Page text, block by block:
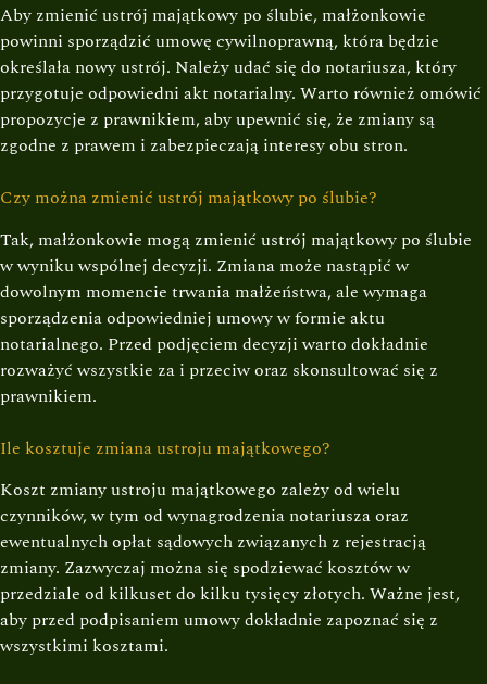
Aby zmienić ustrój majątkowy po ślubie, małżonkowie
powinni sporządzić umowę cywilnoprawną, która będzie
określała nowy ustrój. Należy udać się do notariusza, który
przygotuje odpowiedni akt notarialny. Warto również omówić
propozycje z prawnikiem, aby upewnić się, że zmiany są
zgodne z prawem i zabezpieczają interesy obu stron.
Czy można zmienić ustrój majątkowy po ślubie?
Tak, małżonkowie mogą zmienić ustrój majątkowy po ślubie
w wyniku wspólnej decyzji. Zmiana może nastąpić w
dowolnym momencie trwania małżeństwa, ale wymaga
sporządzenia odpowiedniej umowy w formie aktu
notarialnego. Przed podjęciem decyzji warto dokładnie
rozważyć wszystkie za i przeciw oraz skonsultować się z
prawnikiem.
Ile kosztuje zmiana ustroju majątkowego?
Koszt zmiany ustroju majątkowego zależy od wielu
czynników, w tym od wynagrodzenia notariusza oraz
ewentualnych opłat sądowych związanych z rejestracją
zmiany. Zazwyczaj można się spodziewać kosztów w
przedziale od kilkuset do kilku tysięcy złotych. Ważne jest,
aby przed podpisaniem umowy dokładnie zapoznać się z
wszystkimi kosztami.